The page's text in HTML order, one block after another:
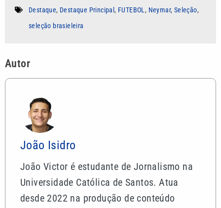
Destaque, Destaque Principal, FUTEBOL, Neymar, Seleção,
seleção brasieleira
Autor
João Isidro
João Victor é estudante de Jornalismo na
Universidade Católica de Santos. Atua
desde 2022 na produção de conteúdo